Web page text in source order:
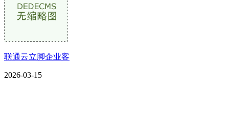
联通云立脚企业客
2026-03-15